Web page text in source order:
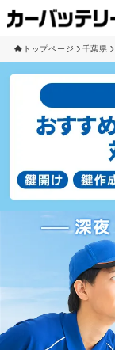
トップページ 千葉県